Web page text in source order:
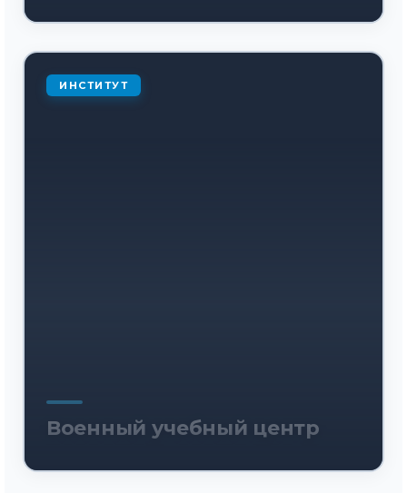
Военный учебный центр
ИНСТИТУТ